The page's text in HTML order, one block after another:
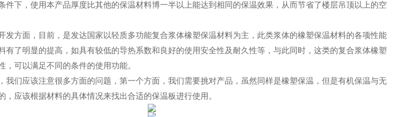
件下，使用本产品厚度比其他的保温材料博一半以上能达到相同的保温效果，从而节省了楼层吊顶以上的空
发方面，目前，是发达国家以轻质多功能复合浆体橡塑保温材料为主，此类浆体的橡塑保温材料的各项性能
有了明显的提高，如具有较低的导热系数和良好的使用安全性及耐久性等，与此同时，这类的复合浆体橡塑
，可以满足不同的条件的使用功能。
我们应该注意很多方面的问题，第一个方面，我们需要挑对产品，虽然同样是橡塑保温，但是有机保温与无
，应该根据材料的具体情况来找出合适的保温板进行使用。